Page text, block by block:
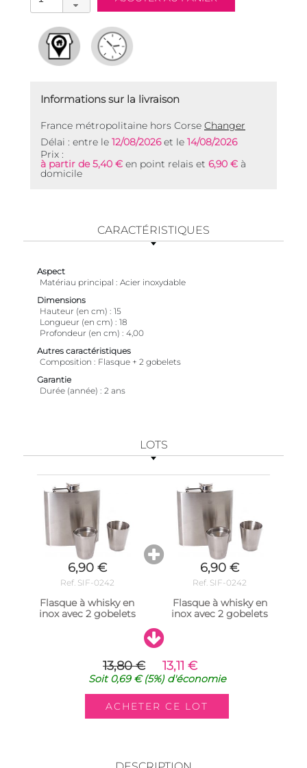
Informations sur la livraison
France métropolitaine hors Corse Changer
Délai : entre le 12/08/2026et le 14/08/2026
Prix :
à partir de 5,40 € en point relais et 6,90 € à
domicile
CARACTÉRISTIQUES
Aspect
Matériau principal
Acier inoxydable
Dimensions
Hauteur (en cm)
15
Longueur (en cm)
18
Profondeur (en cm)
4,00
Autres caractéristiques
Composition
Flasque + 2 gobelets
Garantie
Durée (année)
2 ans
LOTS
6,90 €
Ref. SIF-0242
Flasque à whisky en
inox avec 2 gobelets
6,90 €
Ref. SIF-0242
Flasque à whisky en
inox avec 2 gobelets
13,80 € 13,11 €
Soit0,69 €(5%)d'économie